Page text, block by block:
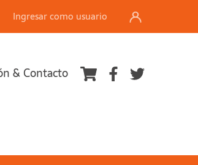
Ingresar como usuario
& Contacto